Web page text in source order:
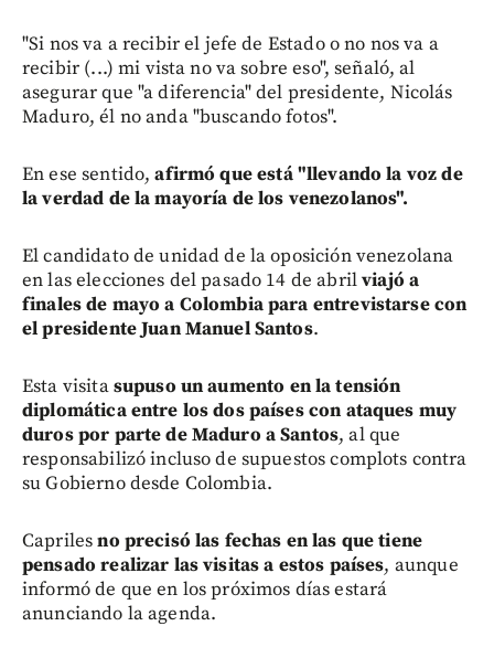
"Si nos va a recibir el jefe de Estado o no nos va a
recibir (...) mi vista no va sobre eso", señaló, al
asegurar que "a diferencia" del presidente, Nicolás
Maduro, él no anda "buscando fotos".
En ese sentido,afirmó que está "llevando la voz de
la verdad de la mayoría de los venezolanos".
El candidato de unidad de la oposición venezolana
en las elecciones del pasado 14 de abrilviajó a
finales de mayo a Colombia para entrevistarse con
el presidente Juan Manuel Santos.
Esta visitasupuso un aumento en la tensión
diplomática entre los dos países con ataques muy
duros por parte de Maduro a Santos, al que
responsabilizó incluso de supuestos complots contra
su Gobierno desde Colombia.
Caprilesno precisó las fechas en las que tiene
pensado realizar las visitas a estos países, aunque
informó de que en los próximos días estará
anunciando la agenda.